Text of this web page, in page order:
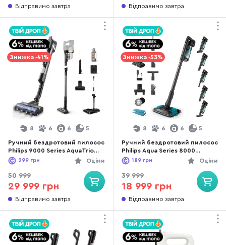
Відправимо завтра Відправимо завтра
Знижка -41%
8 6 6 5
Ручний бездротовий пилосос
Philips 9000 Series AquaTrio
(XW9463/11)
Оціни
299 грн
50 999
29 999 грн
Відправимо завтра
Знижка -53%
8 6 6 5
Ручний бездротовий пилосос
Philips Aqua Series 8000
(XC8157/01)
Оціни
189 грн
39 999
18 999 грн
Відправимо завтра